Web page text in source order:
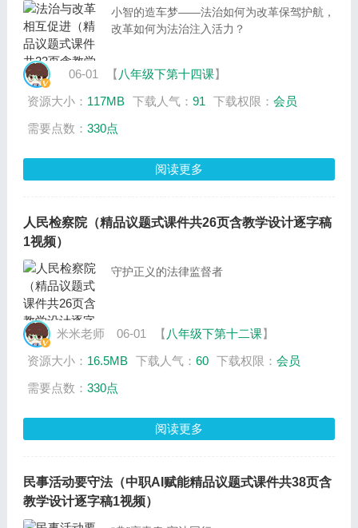
小智的造车梦——法治如何为改革保驾护航，
改革如何为法治注入活力？
06-01 【 八年级下第十四课】
资源大小： 117MB 下载人气： 91 下载权限： 会员
需要点数： 330点
阅读更多
人民检察院（精品议题式课件共26页含教学设计逐字稿
1视频）
守护正义的法律监督者
米米老师 06-01 【 八年级下第十二课】
资源大小： 16.5MB 下载人气： 60 下载权限： 会员
需要点数： 330点
阅读更多
民事活动要守法（中职AI赋能精品议题式课件共38页含
教学设计逐字稿1视频）